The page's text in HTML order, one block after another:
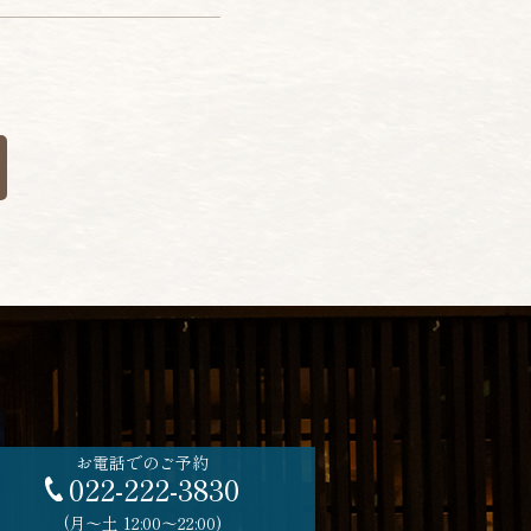
お電話でのご予約
022-222-3830
(月〜土 12:00〜22:00)